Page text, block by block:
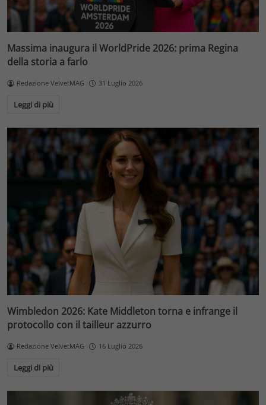
Massima inaugura il WorldPride 2026: prima Regina
della storia a farlo
Redazione VelvetMAG 31 Luglio 2026
Leggi di più
Wimbledon 2026: Kate Middleton torna e infrange il
protocollo con il tailleur azzurro
Redazione VelvetMAG 16 Luglio 2026
Leggi di più